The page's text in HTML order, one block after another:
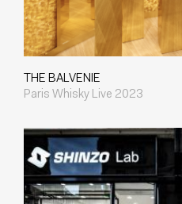
THE BALVENIE
Paris Whisky Live 2023